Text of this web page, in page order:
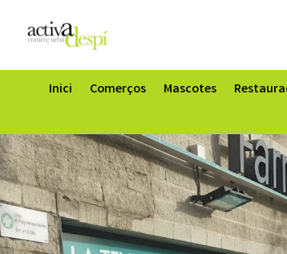
Inici Comerços Mascotes